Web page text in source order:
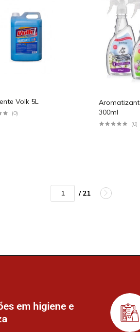
Volk 5L
(0)
300ml
(0)
/ 21
em higiene e